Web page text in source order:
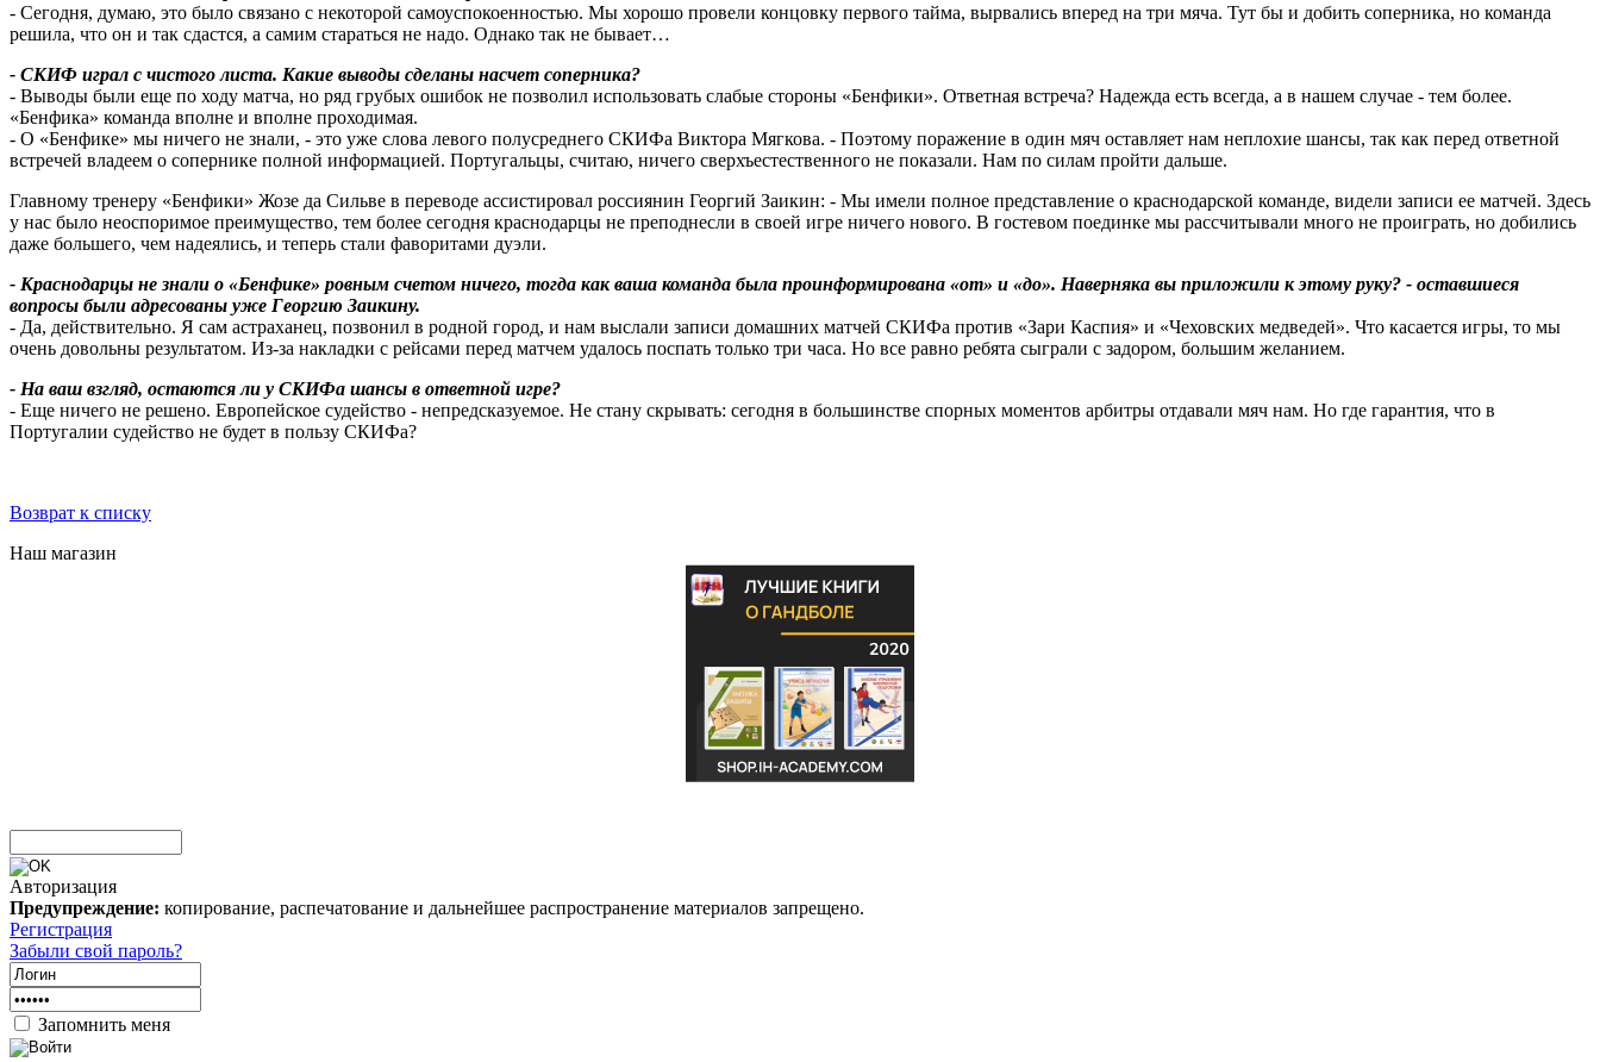
- Сегодня, думаю, это было связано с некоторой самоуспокоенностью. Мы хорошо провели концовку первого тайма, вырвались вперед на три мяча. Тут бы и добить соперника, но команда
решила, что он и так сдастся, а самим стараться не надо. Однако так не бывает…
- СКИФ играл с чистого листа. Какие выводы сделаны насчет соперника?
- Выводы были еще по ходу матча, но ряд грубых ошибок не позволил использовать слабые стороны «Бенфики». Ответная встреча? Надежда есть всегда, а в нашем случае - тем более.
«Бенфика» команда вполне и вполне проходимая.
- О «Бенфике» мы ничего не знали, - это уже слова левого полусреднего СКИФа Виктора Мягкова. - Поэтому поражение в один мяч оставляет нам неплохие шансы, так как перед ответной
встречей владеем о сопернике полной информацией. Португальцы, считаю, ничего сверхъестественного не показали. Нам по силам пройти дальше.
Главному тренеру «Бенфики» Жозе да Сильве в переводе ассистировал россиянин Георгий Заикин: - Мы имели полное представление о краснодарской команде, видели записи ее матчей. Здесь
у нас было неоспоримое преимущество, тем более сегодня краснодарцы не преподнесли в своей игре ничего нового. В гостевом поединке мы рассчитывали много не проиграть, но добились
даже большего, чем надеялись, и теперь стали фаворитами дуэли.
- Краснодарцы не знали о «Бенфике» ровным счетом ничего, тогда как ваша команда была проинформирована «от» и «до». Наверняка вы приложили к этому руку? - оставшиеся
вопросы были адресованы уже Георгию Заикину.
- Да, действительно. Я сам астраханец, позвонил в родной город, и нам выслали записи домашних матчей СКИФа против «Зари Каспия» и «Чеховских медведей». Что касается игры, то мы
очень довольны результатом. Из-за накладки с рейсами перед матчем удалось поспать только три часа. Но все равно ребята сыграли с задором, большим желанием.
- На ваш взгляд, остаются ли у СКИФа шансы в ответной игре?
- Еще ничего не решено. Европейское судейство - непредсказуемое. Не стану скрывать: сегодня в большинстве спорных моментов арбитры отдавали мяч нам. Но где гарантия, что в
Португалии судейство не будет в пользу СКИФа?
Возврат к списку
Наш магазин
Авторизация
Предупреждение: копирование, распечатование и дальнейшее распространение материалов запрещено.
Регистрация
Забыли свой пароль?
Запомнить меня